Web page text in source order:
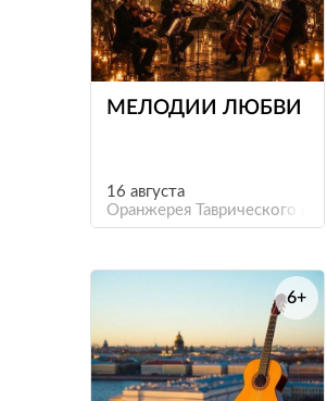
е
МЕЛОДИИ ЛЮБВИ
16 августа
Оранжерея Таврического сада
е
6+